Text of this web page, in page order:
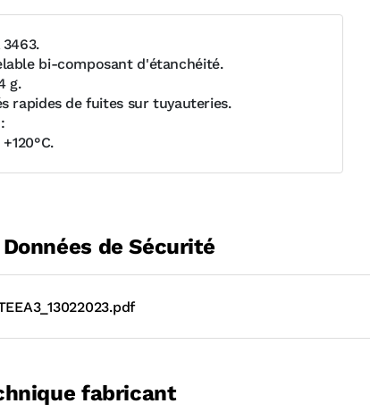
bi-composant d'étanchéité.
g.
rapides de fuites sur tuyauteries.
de Sécurité
fabricant